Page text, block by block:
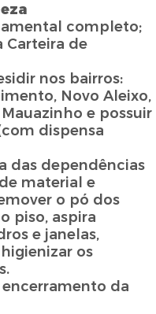
completo;
Carteira de
nos bairros:
Novo Aleixo,
e possuir
dispensa
das dependências
material e
o pó dos
piso, aspira
e janelas,
os
da